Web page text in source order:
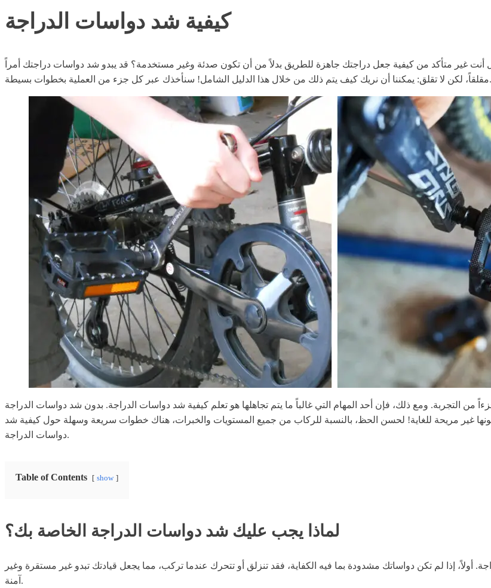
كيفية شد دواسات الدراجة
أنت غير متأكد من كيفية جعل دراجتك جاهزة للطريق بدلاً من أن تكون صدئة وغير مستخدمة؟ قد يبدو شد دواسات دراجتك أمراً
مقلقاً، لكن لا تقلق: يمكننا أن نريك كيف يتم ذلك من خلال هذا الدليل الشامل! سنأخذك عبر كل جزء من العملية بخطوات بسيطة.
من التجربة. ومع ذلك، فإن أحد المهام التي غالباً ما يتم تجاهلها هو تعلم كيفية شد دواسات الدراجة. بدون شد دواسات الدراجة
غير مريحة للغاية! لحسن الحظ، بالنسبة للركاب من جميع المستويات والخبرات، هناك خطوات سريعة وسهلة حول كيفية شد
دواسات الدراجة.
Table of Contents show
لماذا يجب عليك شد دواسات الدراجة الخاصة بك؟
إذا لم تكن دواساتك مشدودة بما فيه الكفاية، فقد تنزلق أو تتحرك عندما تركب، مما يجعل قيادتك تبدو غير مستقرة وغير
آمنة.